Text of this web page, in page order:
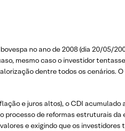
no ano de 2008 (dia 20/05/
mesmo caso o investidor
dentre todos os cenários.
e juros altos), o CDI acumulado
de reformas estruturais
e exigindo que os